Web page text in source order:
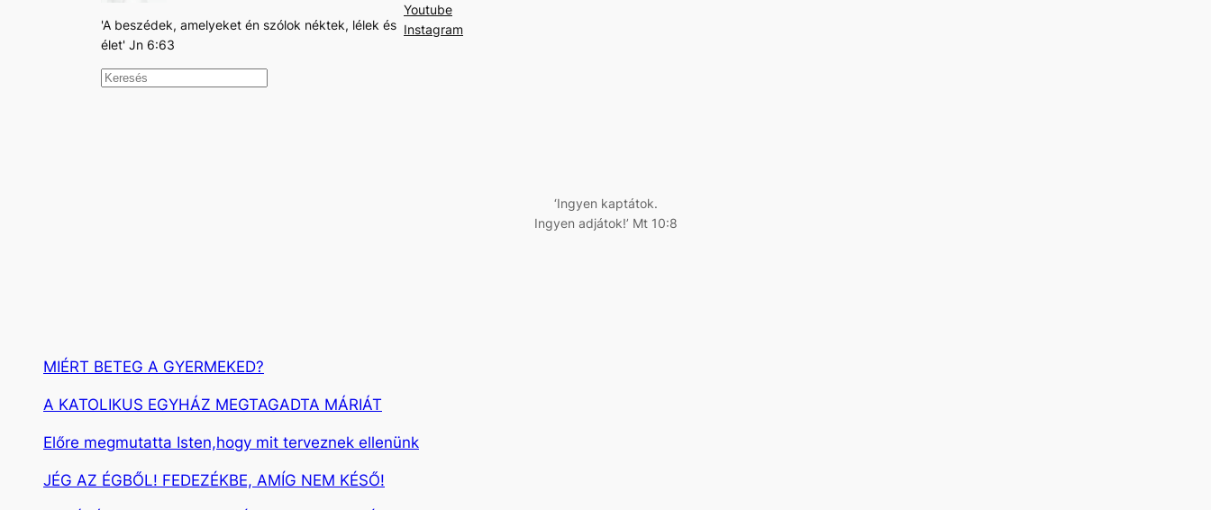
'A beszédek, amelyeket én szólok néktek, lélek és
élet' Jn 6:63
K
Youtube
Instagram
‘Ingyen kaptátok.
Ingyen adjátok!’ Mt 10:8
MIÉRT BETEG A GYERMEKED?
A KATOLIKUS EGYHÁZ MEGTAGADTA MÁRIÁT
Előre megmutatta Isten,hogy mit terveznek ellenünk
JÉG AZ ÉGBŐL! FEDEZÉKBE, AMÍG NEM KÉSŐ!